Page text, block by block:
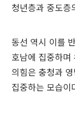
청년층과 중도층
동선 역시 이를
호남에 집중하며
의힘은 충청과
집중하는 모습이